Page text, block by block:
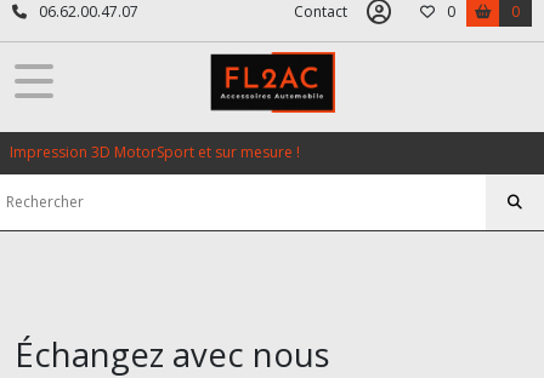
06.62.00.47.07 Contact 0 0
Impression 3D MotorSport et sur mesure !
Échangez avec nous